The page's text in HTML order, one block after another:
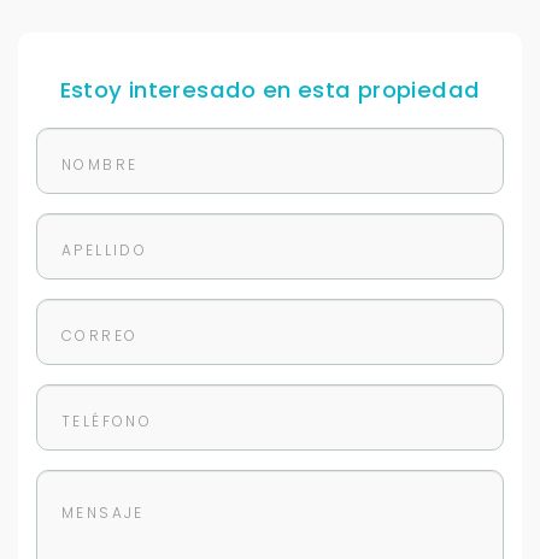
Estoy interesado en esta propiedad
mejor y más rápido
Déjanos tus datos para identificar tu consulta en el
Tu WhatsApp *
+598
Tus datos están seguros
No compartimos tu información ni enviamos spam.
Uso exclusivo